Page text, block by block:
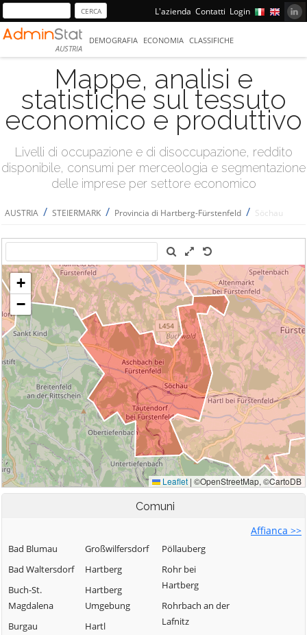
L'azienda Contatti Login
AUSTRIA
DEMOGRAFIA ECONOMIA CLASSIFICHE
Mappe, analisi e
statistiche sul tessuto
economico e produttivo
Livelli di occupazione e di disoccupazione, reddito
disponibile, consumi per merceologia e segmentazione
delle imprese per settore economico
AUSTRIA / STEIERMARK / Provincia di Hartberg-Fürstenfeld / Söchau
Comuni
Affianca >>
Bad Blumau
Bad Waltersdorf
Buch-St.
Magdalena
Burgau
Großwilfersdorf
Hartberg
Hartberg
Umgebung
Hartl
Pöllauberg
Rohr bei
Hartberg
Rohrbach an der
Lafnitz